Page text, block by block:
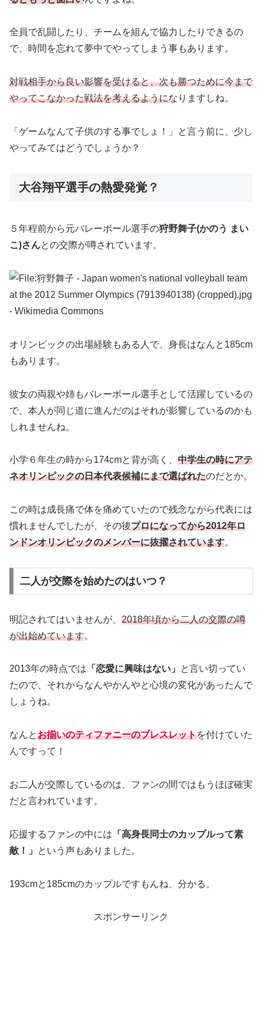
全員で乱闘したり、チームを組んで協力したりできるの
で、時間を忘れて夢中でやってしまう事もあります。
対戦相手から良い影響を受けると、次も勝つために今まで
やってこなかった戦法を考えるようになりますしね。
「ゲームなんて子供のする事でしょ！」と言う前に、少し
やってみてはどうでしょうか？
大谷翔平選手の熱愛発覚？
５年程前から元バレーボール選手の狩野舞子(かのう まい
こ)さんとの交際が噂されています。
オリンピックの出場経験もある人で、身長はなんと185cm
もあります。
彼女の両親や姉もバレーボール選手として活躍しているの
で、本人が同じ道に進んだのはそれが影響しているのかも
しれませんね。
小学６年生の時から174cmと背が高く、 中学生の時にアテ
ネオリンピックの日本代表候補にまで選ばれたのだとか。
この時は成長痛で体を痛めていたので残念ながら代表には
慣れませんでしたが、その後プロになってから2012年ロ
ンドンオリンピックのメンバーに抜擢されています。
二人が交際を始めたのはいつ？
明記されてはいませんが、 2018年頃から二人の交際の噂
が出始めています。
2013年の時点では 「恋愛に興味はない」
と言い切ってい
たので、それからなんやかんやと心境の変化があったんで
しょうね。
なんとお揃いのティファニーのブレスレットを付けていた
んですって！
お二人が交際しているのは、ファンの間ではもうほぼ確実
だと言われています。
応援するファンの中には 「高身長同士のカップルって素
敵！」
という声もありました。
193cmと185cmのカップルですもんね、分かる。
スポンサーリンク